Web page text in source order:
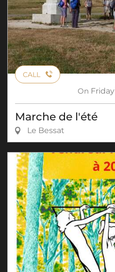
CALL
On Friday
Marche de l'été
Le Bessat